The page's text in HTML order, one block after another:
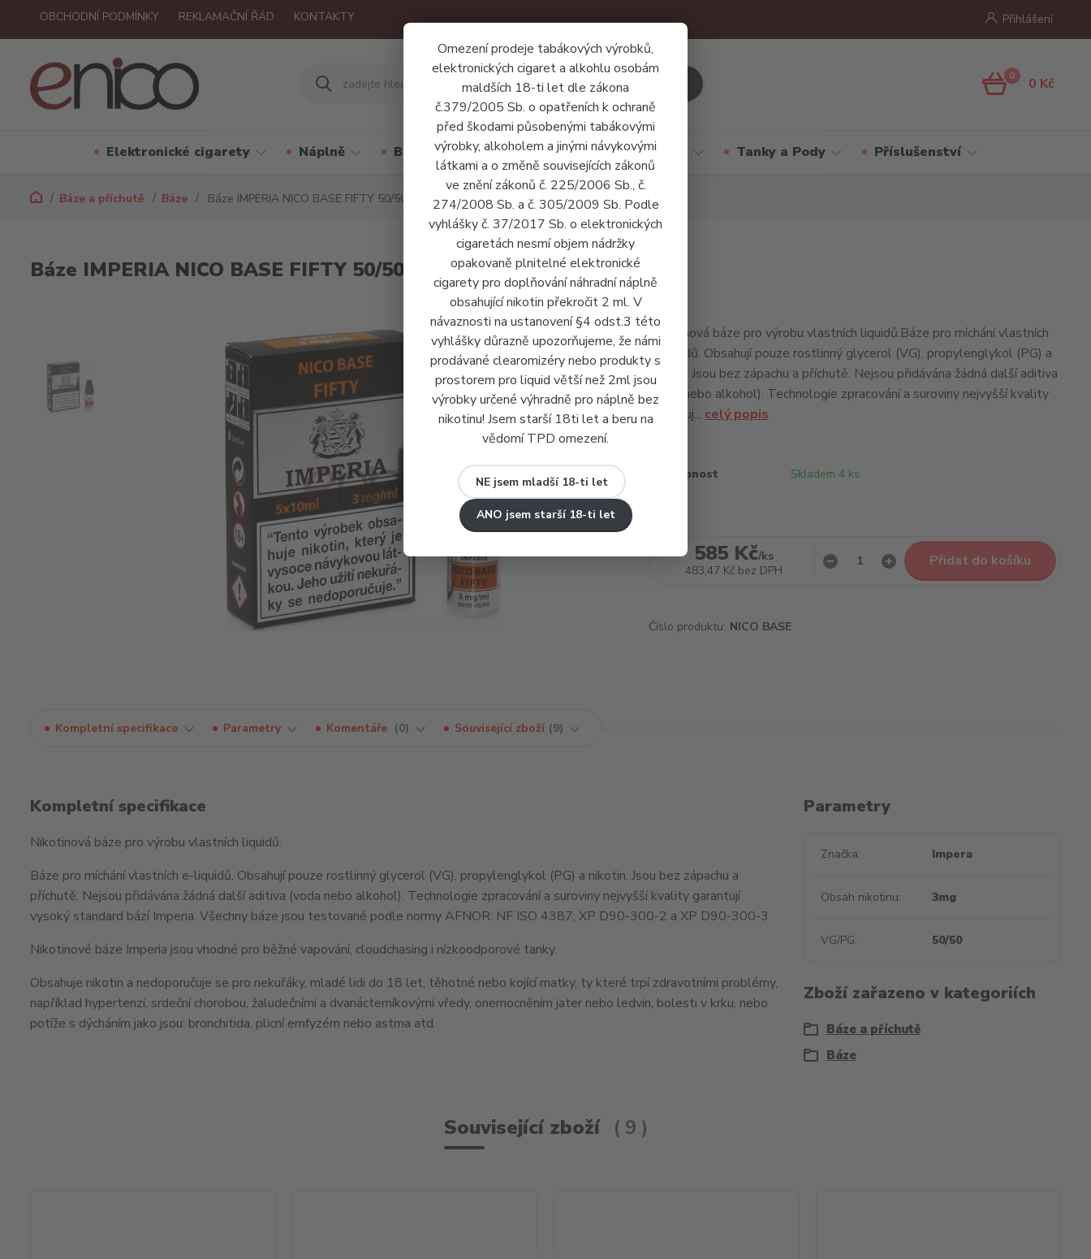
Omezení prodeje tabákových výrobků,
elektronických cigaret a alkohlu osobám
maldších 18-ti let dle zákona
č.379/2005 Sb. o opatřeních k ochraně
před škodami působenými tabákovými
výrobky, alkoholem a jinými návykovými
látkami a o změně souvisejících zákonů
ve znění zákonů č. 225/2006 Sb., č.
274/2008 Sb. a č. 305/2009 Sb. Podle
vyhlášky č. 37/2017 Sb. o elektronických
cigaretách nesmí objem nádržky
opakovaně plnitelné elektronické
cigarety pro doplňování náhradní náplně
obsahující nikotin překročit 2 ml. V
návaznosti na ustanovení §4 odst.3 této
vyhlášky důrazně upozorňujeme, že námi
prodávané clearomizéry nebo produkty s
prostorem pro liquid větší než 2ml jsou
výrobky určené výhradně pro náplně bez
nikotinu! Jsem starší 18ti let a beru na
vědomí TPD omezení.
NE jsem mladší 18-ti let
ANO jsem starší 18-ti let
OBCHODNÍ PODMÍNKY REKLAMAČNÍ ŘÁD KONTAKTY Přihlášení
0 0 Kč
Elektronické cigarety Náplně Báze a příchutě Jednorázové cigarety Tanky a Pody Příslušenství
Báze a příchutě Báze Báze IMPERIA NICO BASE FIFTY 50/50 - 10ml / 3mg 5ks
Báze IMPERIA NICO BASE FIFTY 50/50 - 10ml / 3mg 5ks
Nikotinová báze pro výrobu vlastních liquidů.Báze pro míchání vlastních
e-liquidů. Obsahují pouze rostlinný glycerol (VG), propylenglykol (PG) a
nikotin. Jsou bez zápachu a příchutě. Nejsou přidávána žádná další aditiva
(voda nebo alkohol). Technologie zpracování a suroviny nejvyšší kvality
garantuj... celý popis
Dostupnost Skladem 4 ks
585 Kč/ks
483,47 Kč bez DPH
Přidat do košíku
Číslo produktu: NICO BASE
Kompletní specifikace Parametry Komentáře 0 Související zboží 9
Kompletní specifikace
Nikotinová báze pro výrobu vlastních liquidů.
Báze pro míchání vlastních e-liquidů. Obsahují pouze rostlinný glycerol (VG), propylenglykol (PG) a nikotin. Jsou bez zápachu a
příchutě. Nejsou přidávána žádná další aditiva (voda nebo alkohol). Technologie zpracování a suroviny nejvyšší kvality garantují
vysoký standard bází Imperia. Všechny báze jsou testované podle normy AFNOR: NF ISO 4387, XP D90-300-2 a XP D90-300-3
Nikotinové báze Imperia jsou vhodné pro běžné vapování, cloudchasing i nízkoodporové tanky.
Obsahuje nikotin a nedoporučuje se pro nekuřáky, mladé lidi do 18 let, těhotné nebo kojící matky, ty které trpí zdravotními problémy,
například hypertenzí, srdeční chorobou, žaludečními a dvanácterníkovými vředy, onemocněním jater nebo ledvin, bolesti v krku, nebo
potíže s dýcháním jako jsou: bronchitida, plicní emfyzém nebo astma atd.
Parametry
Značka Impera
Obsah nikotinu 3mg
VG/PG 50/50
Zboží zařazeno v kategoriích
Báze a příchutě
Báze
Související zboží 9